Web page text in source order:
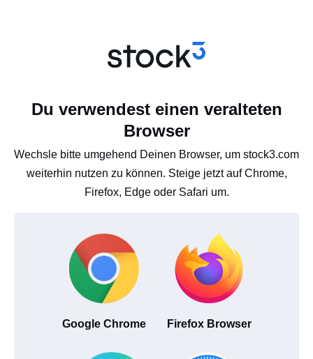
Du verwendest einen veralteten
Browser
Wechsle bitte umgehend Deinen Browser, um stock3.com
weiterhin nutzen zu können. Steige jetzt auf Chrome,
Firefox, Edge oder Safari um.
Google Chrome Firefox Browser